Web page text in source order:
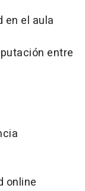
en el aula
entre
online